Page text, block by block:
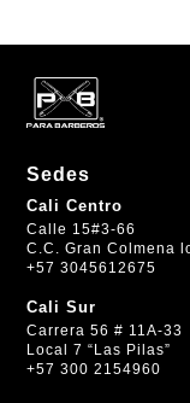
Sedes
Cali Centro
Calle 15#3-66
C.C. Gran Colmena
+57 3045612675
Cali Sur
Carrera 56 # 11A-33
Local 7 “Las Pilas”
+57 300 2154960